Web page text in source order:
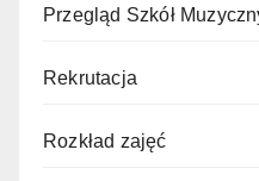
Przegląd Szkół
Rekrutacja
Rozkład zajęć